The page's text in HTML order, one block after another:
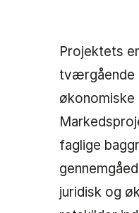
Projektets
tværgående
økonomiske
faglige
juridisk og